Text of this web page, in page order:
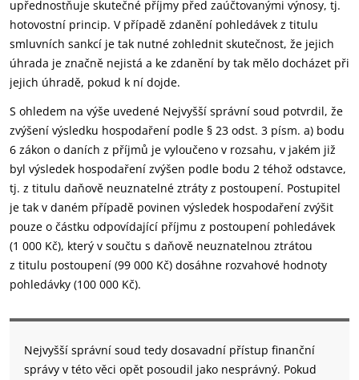
upřednostňuje skutečné příjmy před zaúčtovanými výnosy, tj.
hotovostní princip. V případě zdanění pohledávek z titulu
smluvních sankcí je tak nutné zohlednit skutečnost, že jejich
úhrada je značně nejistá a ke zdanění by tak mělo docházet při
jejich úhradě, pokud k ní dojde.
S ohledem na výše uvedené Nejvyšší správní soud potvrdil, že
zvýšení výsledku hospodaření podle § 23 odst. 3 písm. a) bodu
6 zákon o daních z příjmů je vyloučeno v rozsahu, v jakém již
byl výsledek hospodaření zvýšen podle bodu 2 téhož odstavce,
tj. z titulu daňově neuznatelné ztráty z postoupení. Postupitel
je tak v daném případě povinen výsledek hospodaření zvýšit
pouze o částku odpovídající příjmu z postoupení pohledávek
(1 000 Kč), který v součtu s daňově neuznatelnou ztrátou
z titulu postoupení (99 000 Kč) dosáhne rozvahové hodnoty
pohledávky (100 000 Kč).
Nejvyšší správní soud tedy dosavadní přístup finanční
správy v této věci opět posoudil jako nesprávný. Pokud